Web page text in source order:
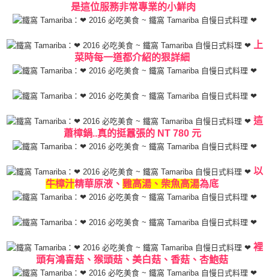
是這位服務非常專業的小鮮肉
上
菜時每一道都介紹的狠詳細
這
蕭樟鍋..真的挺囂張的 NT 780 元
以
牛樟汁精華原液、 雞高湯、柴魚高湯為底
裡
頭有鴻喜菇、猴頭菇、美白菇、香菇、杏鮑菇